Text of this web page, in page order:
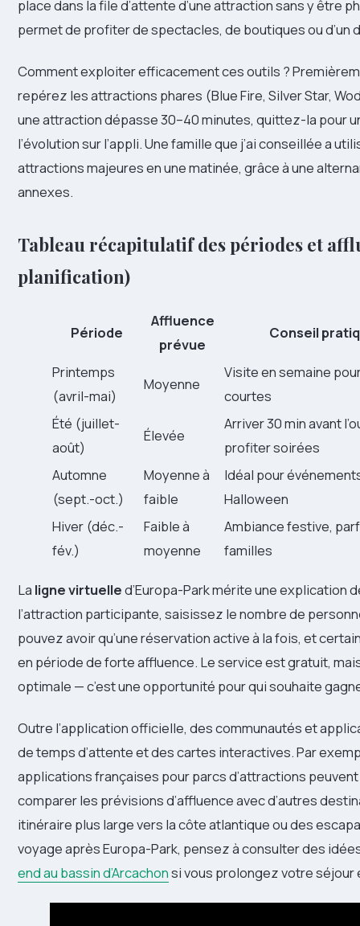
place dans la file d’attente d’une attraction sans y être
permet de profiter de spectacles, de boutiques ou
Comment exploiter efficacement ces outils ?
repérez les attractions phares (Blue Fire, Silver Star,
une attraction dépasse 30–40 minutes, quittez-la pour
l’évolution sur l’appli. Une famille que j’ai conseillée a
attractions majeures en une matinée, grâce à une
annexes.
Tableau récapitulatif des périodes et
planification)
Période
Affluence
prévue
Conseil
Printemps
(avril-mai)
Moyenne
Visite en semaine
courtes
Été (juillet-
août)
Élevée
Arriver 30 min avant
profiter soirées
Automne
(sept.-oct.)
Moyenne à
faible
Idéal pour
Halloween
Hiver (déc.-
fév.)
Faible à
moyenne
Ambiance festive,
familles
La ligne virtuelled’Europa-Park mérite une explication
l’attraction participante, saisissez le nombre de
pouvez avoir qu’une réservation active à la fois, et
en période de forte affluence. Le service est gratuit,
optimale — c’est une opportunité pour qui souhaite
Outre l’application officielle, des communautés et
de temps d’attente et des cartes interactives. Par
applications françaises pour parcs d’attractions
comparer les prévisions d’affluence avec d’autres
itinéraire plus large vers la côte atlantique ou des
voyage après Europa-Park, pensez à consulter des
end au bassin d’Arcachonsi vous prolongez votre séjour